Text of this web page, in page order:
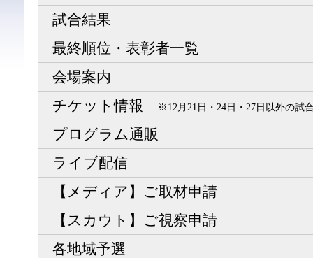
試合結果
最終順位・表彰者一覧
会場案内
チケット情報
※12月21日・24日・27日以外の試
プログラム通販
ライブ配信
【メディア】ご取材申請
【スカウト】ご視察申請
各地域予選